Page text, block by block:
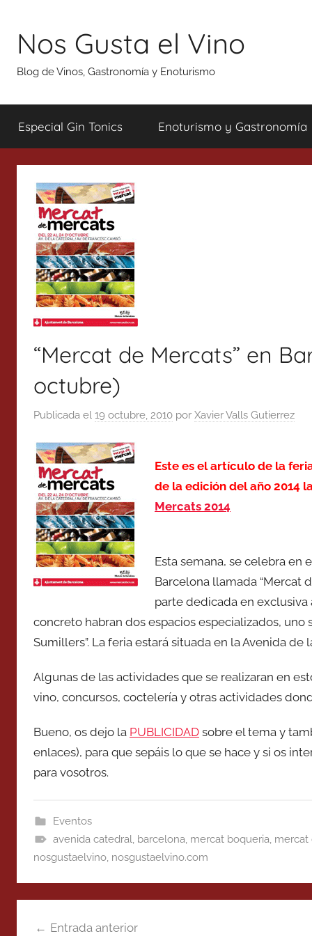
contenido
Nos Gusta el Vino
Blog de Vinos, Gastronomía y Enoturismo
Especial Gin Tonics Enoturismo y Gastronomía
“Mercat de Mercats” en
octubre)
Publicada el 19 octubre, 2010 por Xavier Valls Gutierrez
Este es el artículo de la
de la edición del año 2014
Mercats 2014
Esta semana, se celebra en
Barcelona llamada “Mercat
parte dedicada en
concreto habran dos espacios especializados, uno
Sumillers”. La feria estará situada en la Avenida de
Algunas de las actividades que se realizaran en
vino, concursos, coctelería y otras actividades
Bueno, os dejo la PUBLICIDAD sobre el tema y
enlaces), para que sepáis lo que se hace y si os
para vosotros.
Eventos
avenida catedral, barcelona, mercat boqueria, mercat
nosgustaelvino, nosgustaelvino.com
Entrada anterior